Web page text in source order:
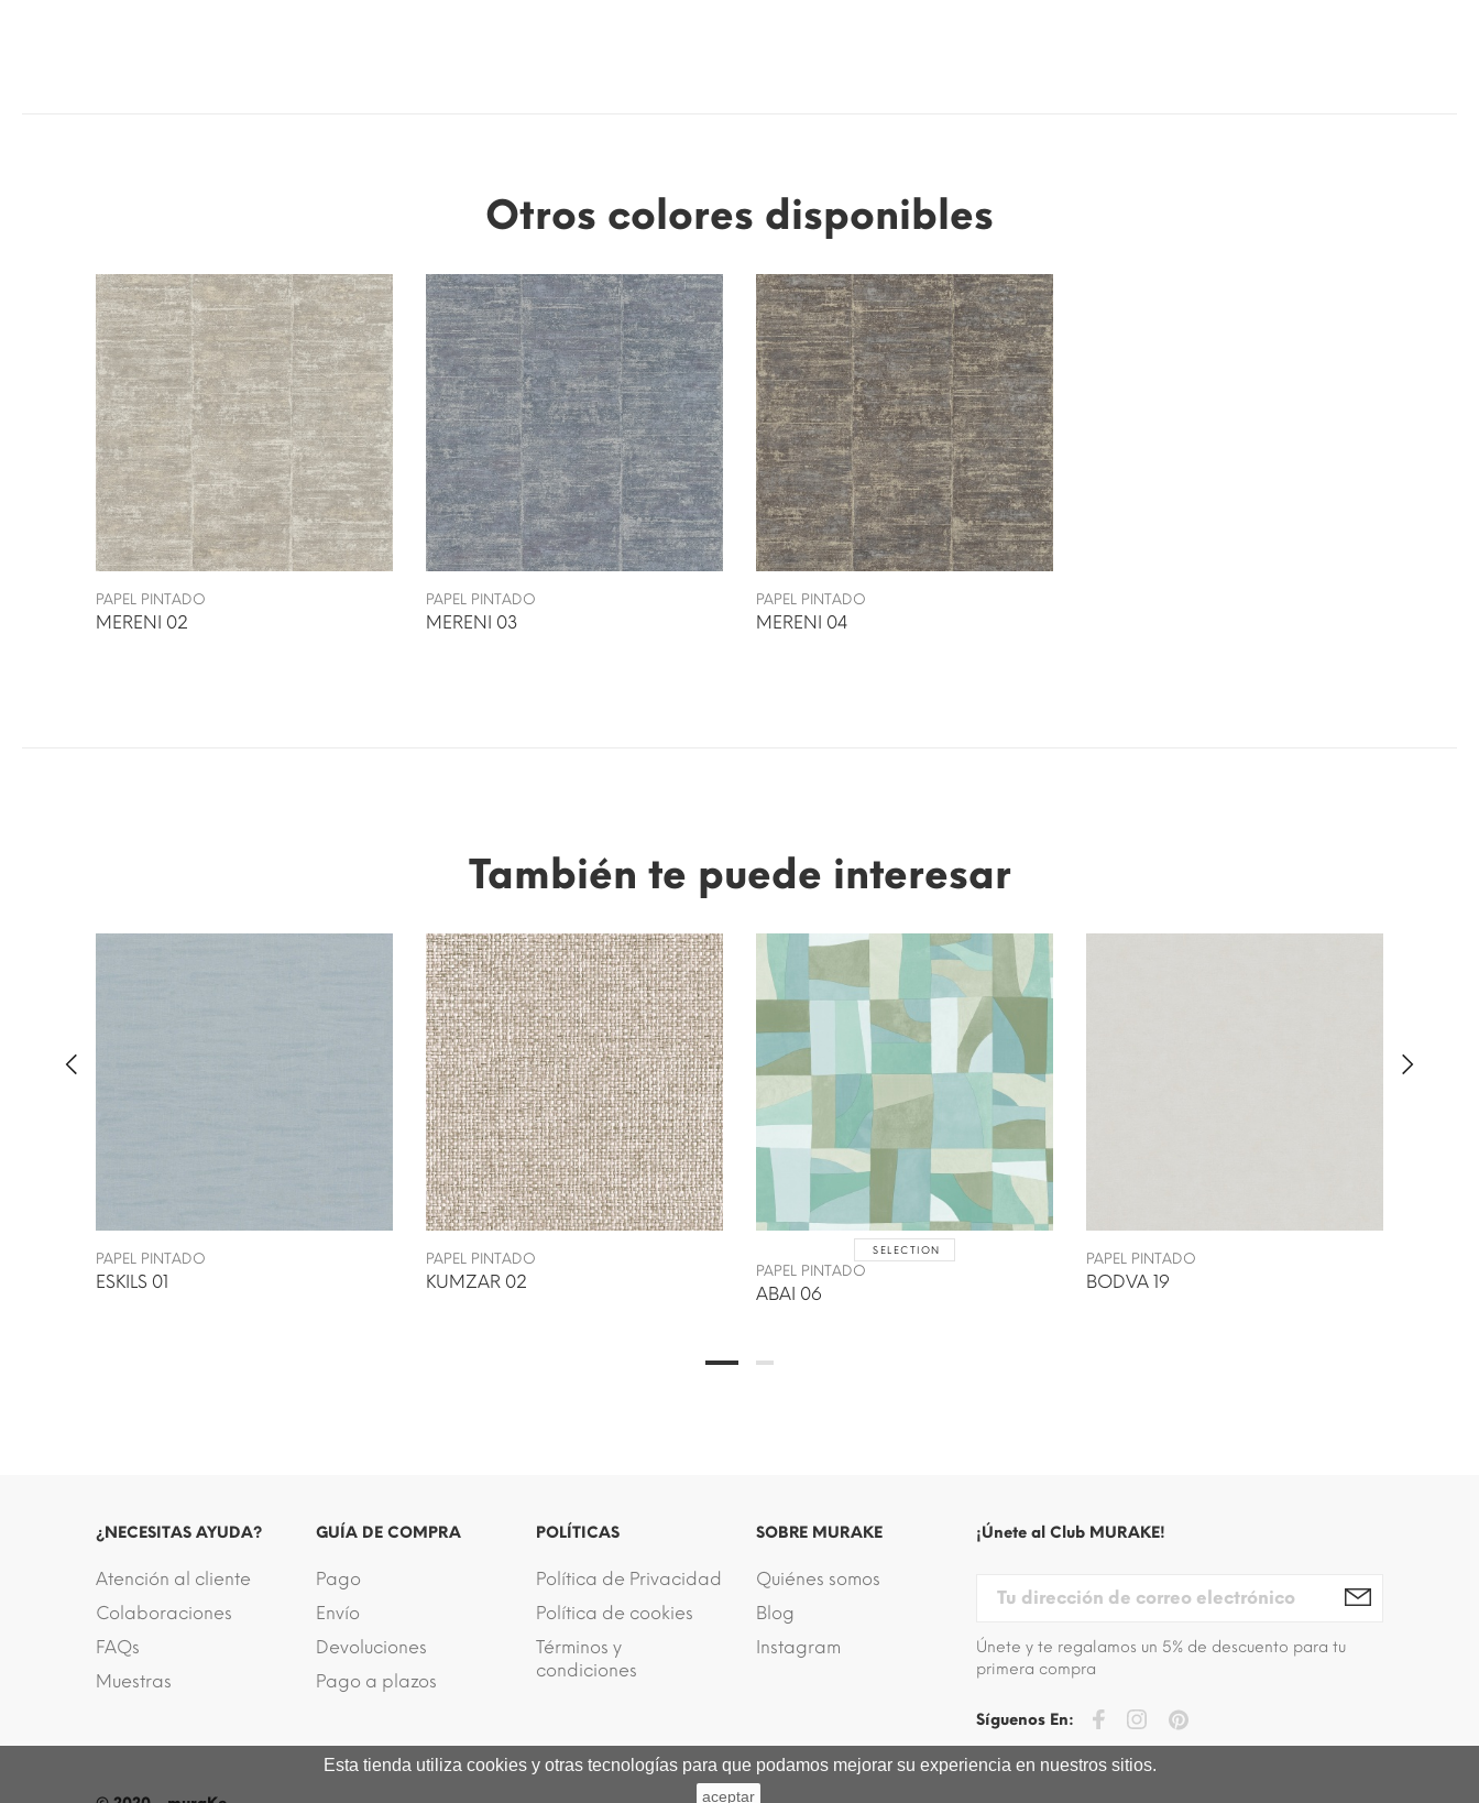
Otros colores disponibles
PAPEL PINTADO
MERENI 02
PAPEL PINTADO
MERENI 03
PAPEL PINTADO
MERENI 04
También te puede interesar
PAPEL PINTADO
ESKILS 01
PAPEL PINTADO
KUMZAR 02
SELECTION
PAPEL PINTADO
ABAI 06
PAPEL PINTADO
BODVA 19
¿NECESITAS AYUDA?
Atención al cliente
Colaboraciones
FAQs
Muestras
GUÍA DE COMPRA
Pago
Envío
Devoluciones
Pago a plazos
POLÍTICAS
Política de Privacidad
Política de cookies
Términos y
condiciones
SOBRE MURAKE
Quiénes somos
Blog
Instagram
¡Únete al Club MURAKE!
Únete y te regalamos un 5% de descuento para tu
primera compra
Síguenos En:
Esta tienda utiliza cookies y otras tecnologías para que podamos mejorar su experiencia en nuestros sitios.
aceptar